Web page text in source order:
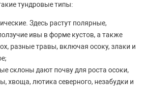
тундровые типы:
Здесь растут полярные,
ивы в форме кустов, а также
разные травы, включая осоку, злаки и
склоны дают почву для роста осоки,
хвоща, лютика северного, незабудки и